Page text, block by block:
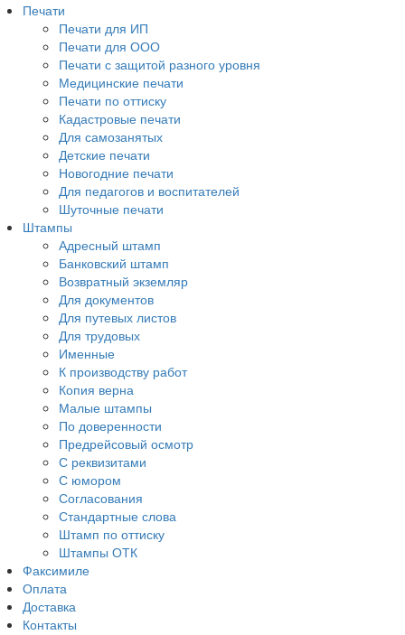
Печати
Печати для ИП
Печати для ООО
Печати с защитой разного уровня
Медицинские печати
Печати по оттиску
Кадастровые печати
Для самозанятых
Детские печати
Новогодние печати
Для педагогов и воспитателей
Шуточные печати
Штампы
Адресный штамп
Банковский штамп
Возвратный экземляр
Для документов
Для путевых листов
Для трудовых
Именные
К производству работ
Копия верна
Малые штампы
По доверенности
Предрейсовый осмотр
С реквизитами
С юмором
Согласования
Стандартные слова
Штамп по оттиску
Штампы ОТК
Факсимиле
Оплата
Доставка
Контакты